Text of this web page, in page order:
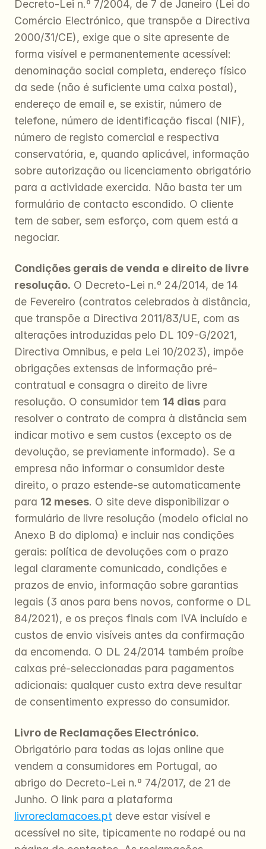
Decreto-Lei n.º 7/2004, de 7 de Janeiro (Lei do
Comércio Electrónico, que transpõe a Directiva
2000/31/CE), exige que o site apresente de
forma visível e permanentemente acessível:
denominação social completa, endereço físico
da sede (não é suficiente uma caixa postal),
endereço de email e, se existir, número de
telefone, número de identificação fiscal (NIF),
número de registo comercial e respectiva
conservatória, e, quando aplicável, informação
sobre autorização ou licenciamento obrigatório
para a actividade exercida. Não basta ter um
formulário de contacto escondido. O cliente
tem de saber, sem esforço, com quem está a
negociar.
Condições gerais de venda e direito de livre
resolução. O Decreto-Lei n.º 24/2014, de 14
de Fevereiro (contratos celebrados à distância,
que transpõe a Directiva 2011/83/UE, com as
alterações introduzidas pelo DL 109-G/2021,
Directiva Omnibus, e pela Lei 10/2023), impõe
obrigações extensas de informação pré-
contratual e consagra o direito de livre
resolução. O consumidor tem 14 dias para
resolver o contrato de compra à distância sem
indicar motivo e sem custos (excepto os de
devolução, se previamente informado). Se a
empresa não informar o consumidor deste
direito, o prazo estende-se automaticamente
para 12 meses. O site deve disponibilizar o
formulário de livre resolução (modelo oficial no
Anexo B do diploma) e incluir nas condições
gerais: política de devoluções com o prazo
legal claramente comunicado, condições e
prazos de envio, informação sobre garantias
legais (3 anos para bens novos, conforme o DL
84/2021), e os preços finais com IVA incluído e
custos de envio visíveis antes da confirmação
da encomenda. O DL 24/2014 também proíbe
caixas pré-seleccionadas para pagamentos
adicionais: qualquer custo extra deve resultar
de consentimento expresso do consumidor.
Livro de Reclamações Electrónico.
Obrigatório para todas as lojas online que
vendem a consumidores em Portugal, ao
abrigo do Decreto-Lei n.º 74/2017, de 21 de
livroreclamacoes.pt deve estar visível e
acessível no site, tipicamente no rodapé ou na